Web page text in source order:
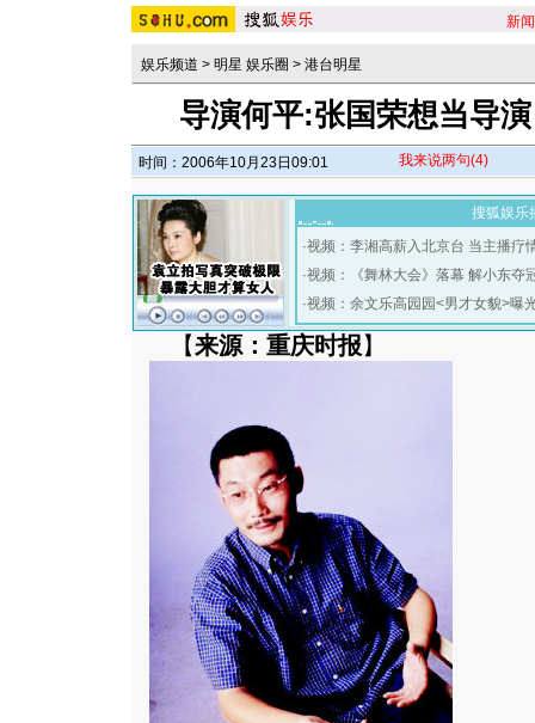
新闻
娱乐频道 > 明星 娱乐圈 > 港台明星
导演何平:张国荣想当导
时间：2006年10月23日09:01 我来说两句(4)
搜狐娱乐
·视频：李湘高薪入北京台 当主播疗
·视频：《舞林大会》落幕 解小东夺
·视频：余文乐高园园<男才女貌>曝
【来源：重庆时报】